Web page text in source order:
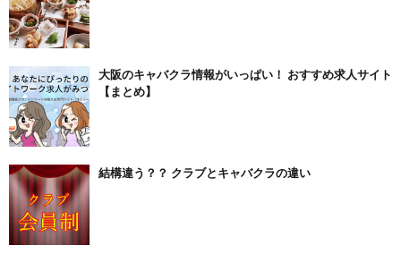
大阪のキャバクラ情報がいっぱい！ おすすめ求人サイト
【まとめ】
結構違う？？ クラブとキャバクラの違い